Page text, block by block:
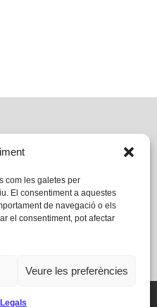
com les galetes per
El consentiment a aquestes
de navegació o els
el consentiment, pot afectar
Veure les preferències